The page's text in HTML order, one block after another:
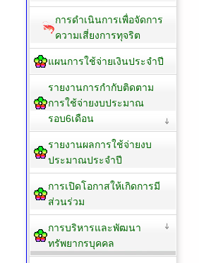
การดำเนินการเพื่อจัดการ
ความเสี่ยงการทุจริต
แผนการใช้จ่ายเงินประจำปี
รายงานการกำกับติดตาม
การใช้จ่ายงบประมาณ
รอบ6เดือน
รายงานผลการใช้จ่ายงบ
ประมาณประจำปี
การเปิดโอกาสให้เกิดการมี
ส่วนร่วม
การบริหารและพัฒนา
ทรัพยากรบุคคล